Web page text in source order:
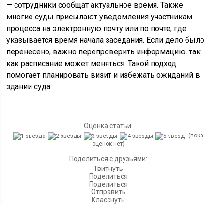
— сотрудники сообщат актуальное время. Также
многие суды присылают уведомления участникам
процесса на электронную почту или по почте, где
указывается время начала заседания. Если дело было
перенесено, важно перепроверить информацию, так
как расписание может меняться. Такой подход
помогает планировать визит и избежать ожиданий в
здании суда.
Оценка статьи:
(пока
оценок нет)
Поделиться с друзьями:
Твитнуть
Поделиться
Поделиться
Отправить
Класснуть